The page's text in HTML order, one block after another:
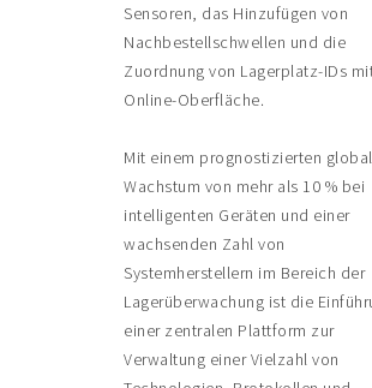
Sensoren, das Hinzufügen von
Nachbestellschwellen und die
Zuordnung von Lagerplatz-IDs
Online-Oberfläche.
Mit einem prognostizierten
Wachstum von mehr als 10 % bei
intelligenten Geräten und einer
wachsenden Zahl von
Systemherstellern im Bereich der
Lagerüberwachung ist die
einer zentralen Plattform zur
Verwaltung einer Vielzahl von